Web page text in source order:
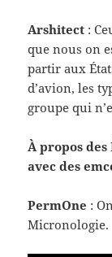
Arshi­tect :
que nous on
par­tir aux
d’avion, les
groupe qui
À pro­pos
avec des
Per­mOne :
Micronologie.